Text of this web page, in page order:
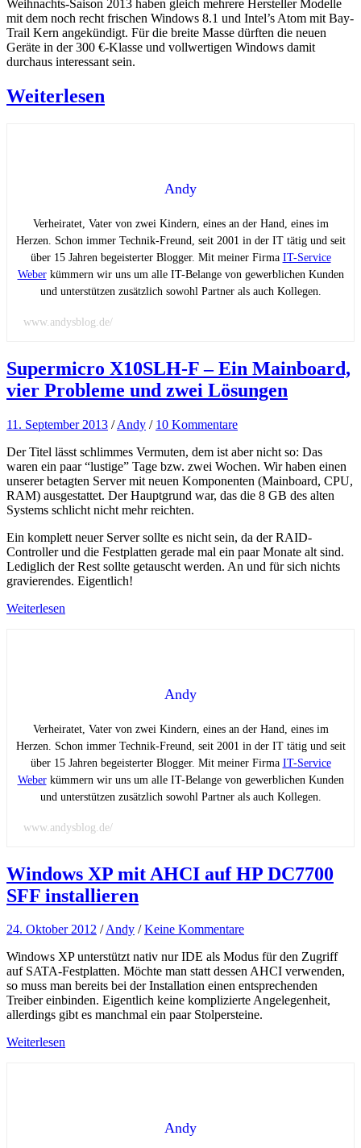
Weihnachts-Saison 2013 haben gleich mehrere Hersteller Modelle
mit dem noch recht frischen Windows 8.1 und Intel’s Atom mit Bay-
Trail Kern angekündigt. Für die breite Masse dürften die neuen
Geräte in der 300 €-Klasse und vollwertigen Windows damit
durchaus interessant sein.
Weiterlesen
Andy
Verheiratet, Vater von zwei Kindern, eines an der Hand, eines im
Herzen. Schon immer Technik-Freund, seit 2001 in der IT tätig und seit
über 15 Jahren begeisterter Blogger. Mit meiner Firma IT-Service
Weberkümmern wir uns um alle IT-Belange von gewerblichen Kunden
und unterstützen zusätzlich sowohl Partner als auch Kollegen.
www.andysblog.de/
Supermicro X10SLH-F – Ein Mainboard,
vier Probleme und zwei Lösungen
11. September 2013 /Andy / 10 Kommentare
Der Titel lässt schlimmes Vermuten, dem ist aber nicht so: Das
waren ein paar “lustige” Tage bzw. zwei Wochen. Wir haben einen
unserer betagten Server mit neuen Komponenten (Mainboard, CPU,
RAM) ausgestattet. Der Hauptgrund war, das die 8 GB des alten
Systems schlicht nicht mehr reichten.
Ein komplett neuer Server sollte es nicht sein, da der RAID-
Controller und die Festplatten gerade mal ein paar Monate alt sind.
Lediglich der Rest sollte getauscht werden. An und für sich nichts
gravierendes. Eigentlich!
Weiterlesen
Andy
Verheiratet, Vater von zwei Kindern, eines an der Hand, eines im
Herzen. Schon immer Technik-Freund, seit 2001 in der IT tätig und seit
über 15 Jahren begeisterter Blogger. Mit meiner Firma IT-Service
Weberkümmern wir uns um alle IT-Belange von gewerblichen Kunden
und unterstützen zusätzlich sowohl Partner als auch Kollegen.
www.andysblog.de/
Windows XP mit AHCI auf HP DC7700
SFF installieren
24. Oktober 2012 /Andy /Keine Kommentare
Windows XP unterstützt nativ nur IDE als Modus für den Zugriff
auf SATA-Festplatten. Möchte man statt dessen AHCI verwenden,
so muss man bereits bei der Installation einen entsprechenden
Treiber einbinden. Eigentlich keine komplizierte Angelegenheit,
allerdings gibt es manchmal ein paar Stolpersteine.
Weiterlesen
Andy